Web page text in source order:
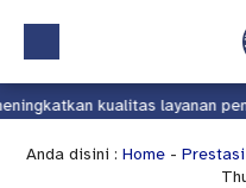
Beranda
Profil
kualitas layanan
Anda disini : Home- Prestasi